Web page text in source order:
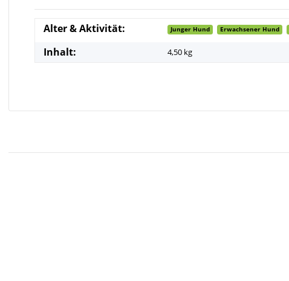
Alter & Aktivität: Junger Hund Erwachsener Hund
Inhalt: 4,50 kg